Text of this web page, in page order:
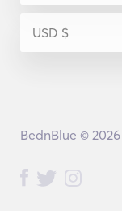
BednBlue © 2026